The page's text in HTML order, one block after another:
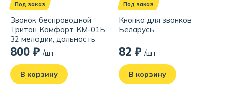
Под заказ
Звонок беспроводной
Тритон Комфорт КМ-01Б,
32 мелодии, дальность
100 м
800 ₽ /шт
В корзину
Под заказ
Кнопка для звонков
Беларусь
82 ₽ /шт
В корзину